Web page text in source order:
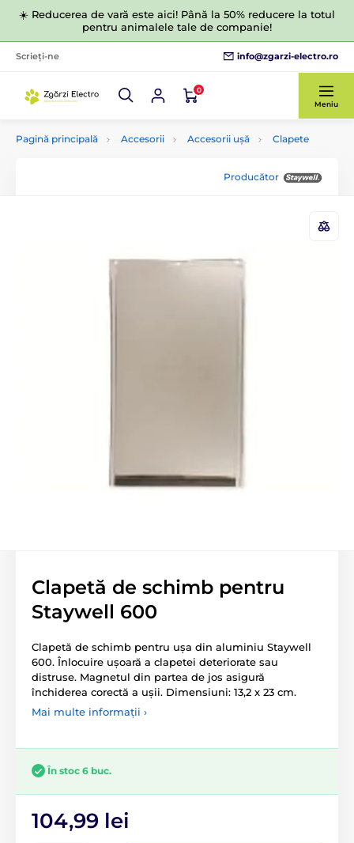
☀️ Reducerea de vară este aici! Până la 50% reducere la totul
pentru animalele tale de companie!
Scrieți-ne info@zgarzi-electro.ro
0
Meniu
Pagină principală Accesorii Accesorii ușă Clapete
Producător
Clapetă de schimb pentru
Staywell 600
Clapetă de schimb pentru ușa din aluminiu Staywell
600. Înlocuire ușoară a clapetei deteriorate sau
distruse. Magnetul din partea de jos asigură
închiderea corectă a ușii. Dimensiuni: 13,2 x 23 cm.
Mai multe informații ›
În stoc 6 buc.
104,99 lei